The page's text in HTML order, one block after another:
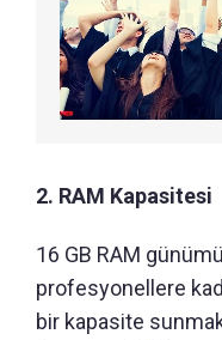
2. RAM Kapasitesi
16 GB RAM
profesyonellere
bir kapasite